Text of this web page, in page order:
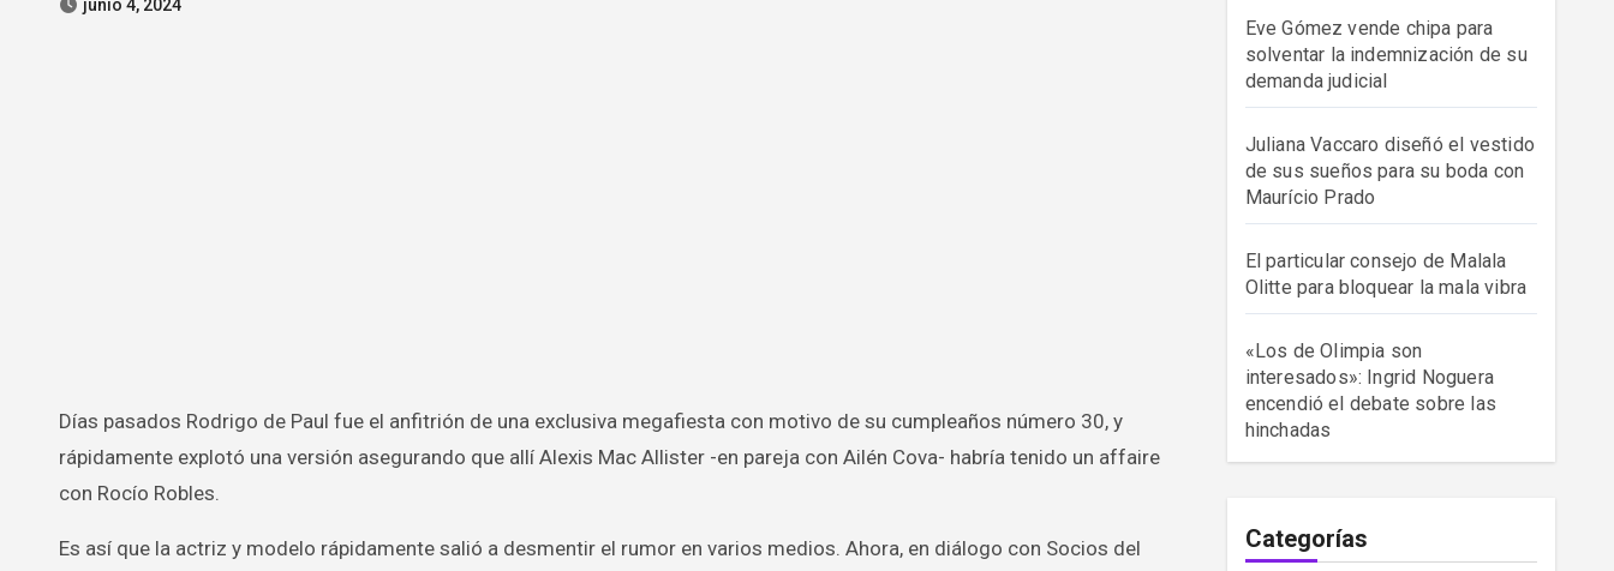
junio 4, 2024
Días pasados Rodrigo de Paul fue el anfitrión de una exclusiva megafiesta con motivo de su cumpleaños número 30, y
rápidamente explotó una versión asegurando que allí Alexis Mac Allister -en pareja con Ailén Cova- habría tenido un affaire
con Rocío Robles.
Es así que la actriz y modelo rápidamente salió a desmentir el rumor en varios medios. Ahora, en diálogo con Socios del
Eve Gómez vende chipa para
solventar la indemnización de su
demanda judicial
Juliana Vaccaro diseñó el vestido
de sus sueños para su boda con
Maurício Prado
El particular consejo de Malala
Olitte para bloquear la mala vibra
«Los de Olimpia son
interesados»: Ingrid Noguera
encendió el debate sobre las
hinchadas
Categorías